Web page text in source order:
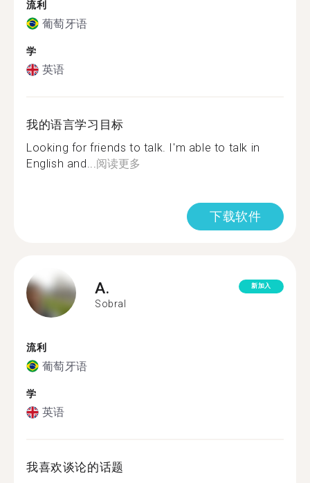
流利
葡萄牙语
学
英语
我的语言学习目标
Looking for friends to talk. I'm able to talk in
English and...阅读更多
下载软件
A.
Sobral
新加入
流利
葡萄牙语
学
英语
我喜欢谈论的话题